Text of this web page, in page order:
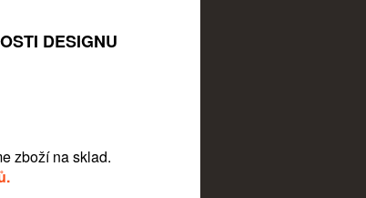
DESIGNU
zboží na sklad.